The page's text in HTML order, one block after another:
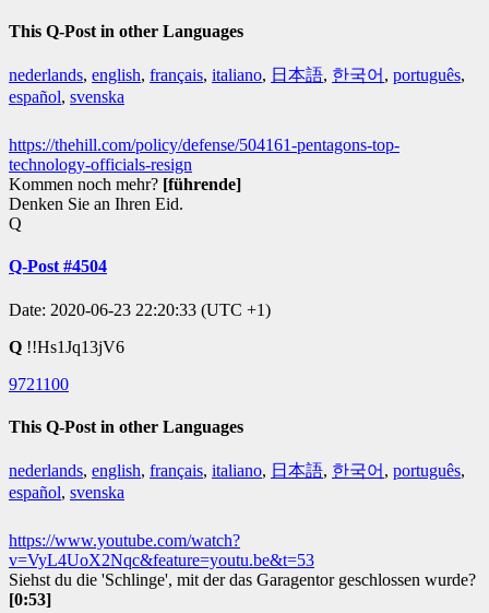
This Q-Post in other Languages
nederlands, english, français, italiano, 日本語, 한국어 , português,
español, svenska
https://thehill.com/policy/defense/504161-pentagons-top-
technology-officials-resign
Kommen noch mehr? [führende]
Denken Sie an Ihren Eid.
Q
Q-Post #4504
Date: 2020-06-23 22:20:33 (UTC +1)
Q !!Hs1Jq13jV6
9721100
This Q-Post in other Languages
nederlands, english, français, italiano, 日本語, 한국어 , português,
español, svenska
https://www.youtube.com/watch?
v=VyL4UoX2Nqc&feature=youtu.be&t=53
Siehst du die 'Schlinge', mit der das Garagentor geschlossen wurde?
[0:53]